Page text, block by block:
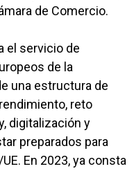
de Comercio.
el servicio de
de la
una estructura de
reto
digitalización y
preparados para
En 2023, ya consta